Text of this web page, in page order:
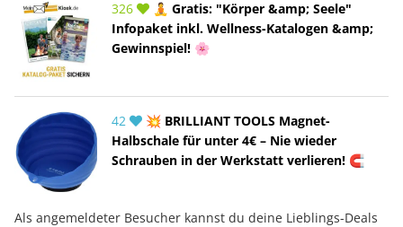
326
🧘 Gratis: "Körper &amp; Seele"
Infopaket inkl. Wellness-Katalogen &amp;
Gewinnspiel! 🌸
42
💥 BRILLIANT TOOLS Magnet-
Halbschale für unter 4€ – Nie wieder
Schrauben in der Werkstatt verlieren! 🧲
Als angemeldeter Besucher kannst du deine Lieblings-Deals